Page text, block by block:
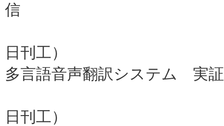
信
日刊工）
多言語音声翻訳システム 実
日刊工）